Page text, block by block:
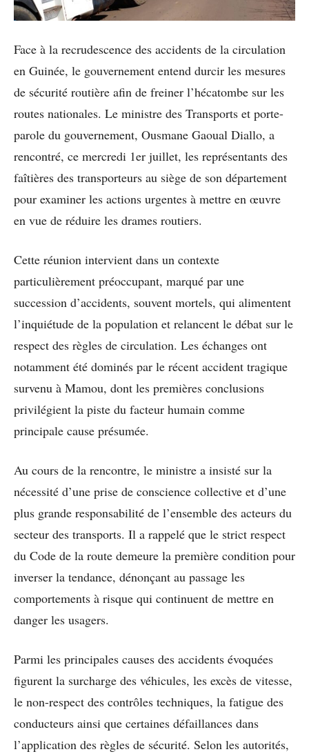
Face à la recrudescence des accidents de la circulation
en Guinée, le gouvernement entend durcir les mesures
de sécurité routière afin de freiner l’hécatombe sur les
routes nationales. Le ministre des Transports et porte-
parole du gouvernement, Ousmane Gaoual Diallo, a
rencontré, ce mercredi 1er juillet, les représentants des
faîtières des transporteurs au siège de son département
pour examiner les actions urgentes à mettre en œuvre
en vue de réduire les drames routiers.
Cette réunion intervient dans un contexte
particulièrement préoccupant, marqué par une
succession d’accidents, souvent mortels, qui alimentent
l’inquiétude de la population et relancent le débat sur le
respect des règles de circulation. Les échanges ont
notamment été dominés par le récent accident tragique
survenu à Mamou, dont les premières conclusions
privilégient la piste du facteur humain comme
principale cause présumée.
Au cours de la rencontre, le ministre a insisté sur la
nécessité d’une prise de conscience collective et d’une
plus grande responsabilité de l’ensemble des acteurs du
secteur des transports. Il a rappelé que le strict respect
du Code de la route demeure la première condition pour
inverser la tendance, dénonçant au passage les
comportements à risque qui continuent de mettre en
danger les usagers.
Parmi les principales causes des accidents évoquées
figurent la surcharge des véhicules, les excès de vitesse,
le non-respect des contrôles techniques, la fatigue des
conducteurs ainsi que certaines défaillances dans
l’application des règles de sécurité. Selon les autorités,